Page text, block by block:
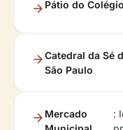
Pátio do Colégio
Catedral da Sé
São Paulo
Mercado
: